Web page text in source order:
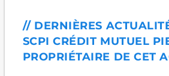
// DERNIÈRES
SCPI CRÉDIT MUTUEL
PROPRIÉTAIRE DE CET